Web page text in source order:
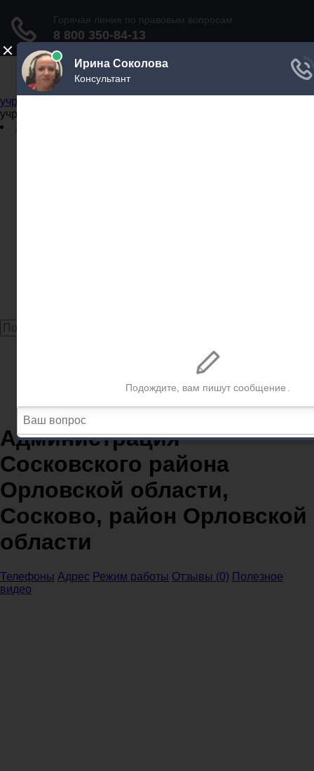
Не официальный справочник государственных
учреждений
учреждений
Задать вопрос юристу
Администрация Сосковского района Орловской
области, Сосково, район Орловской области
Администрация
Сосковского района
Орловской области,
Сосково, район Орловской
области
Телефоны Адрес Режим работы Отзывы (0) Полезное
видео